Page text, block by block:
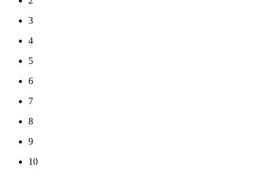
3
4
5
6
7
8
9
10